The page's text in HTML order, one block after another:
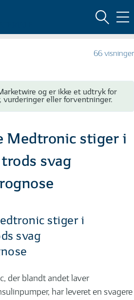
66 visninger
og er ikke et udtryk for
vurderinger eller forventninger.
Medtronic stiger i
svag
stiger i
svag
der blandt andet laver
har leveret en svagere